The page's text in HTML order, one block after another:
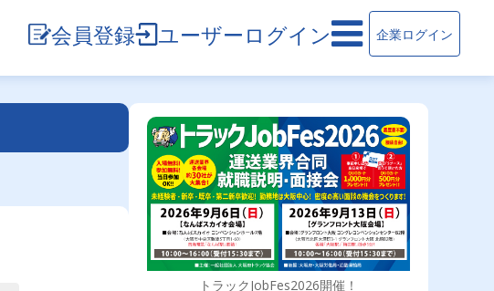
会員登録 ユーザーログイン 企業ログイン
トラックJobFes2026開催！